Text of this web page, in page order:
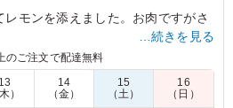
モンを添えました。お肉ですがさ
苔と小豆島生大豆醤油が織りなす
す。
…続きを見る
のご注文で配達無料
13
）
14
（金）
15
（土）
16
（日）